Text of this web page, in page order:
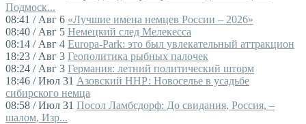
Подмоск...
08:41 / Авг 6 «Лучшие имена немцев России – 2026»
08:40 / Авг 5 Немецкий след Мелекесса
08:14 / Авг 4 Europa-Park: это был увлекательный аттракцион
18:23 / Авг 3 Геополитика рыбных палочек
08:24 / Авг 3 Германия: летний политический шторм
18:46 / Июл 31 Азовский ННР: Новоселье в усадьбе
сибирского немца
08:58 / Июл 31 Посол Ламбсдорф: До свидания, Россия, –
шалом, Изр...